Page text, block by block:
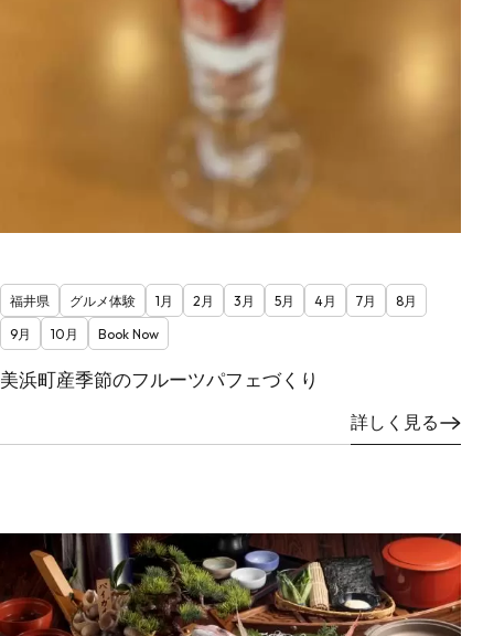
福井県 グルメ体験 1月 2月 3月 5月 4月 7月
8月
9月
10月 Book Now
美浜町産季節のフルーツパフェづくり
詳しく見る